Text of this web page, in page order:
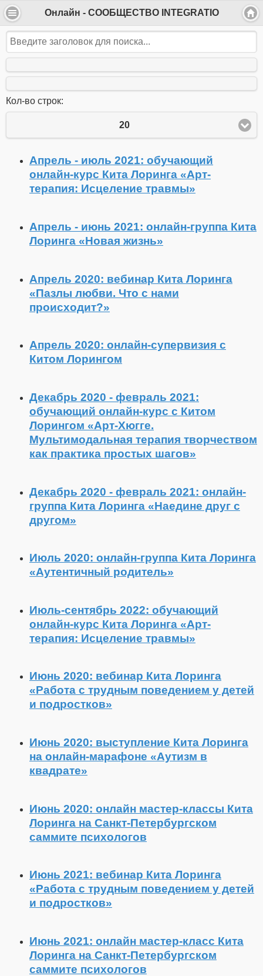
Онлайн - СООБЩЕСТВО INTEGRATIO
Кол-во строк:
20
Апрель - июль 2021: обучающий
онлайн-курс Кита Лоринга «Арт-
терапия: Исцеление травмы»
Апрель - июнь 2021: онлайн-группа Кита
Лоринга «Новая жизнь»
Апрель 2020: вебинар Кита Лоринга
«Пазлы любви. Что с нами
происходит?»
Апрель 2020: онлайн-супервизия с
Китом Лорингом
Декабрь 2020 - февраль 2021:
обучающий онлайн-курс с Китом
Лорингом «Арт-Хюгге.
Мультимодальная терапия творчеством
как практика простых шагов»
Декабрь 2020 - февраль 2021: онлайн-
группа Кита Лоринга «Наедине друг с
другом»
Июль 2020: онлайн-группа Кита Лоринга
«Аутентичный родитель»
Июль-сентябрь 2022: обучающий
онлайн-курс Кита Лоринга «Арт-
терапия: Исцеление травмы»
Июнь 2020: вебинар Кита Лоринга
«Работа с трудным поведением у детей
и подростков»
Июнь 2020: выступление Кита Лоринга
на онлайн-марафоне «Аутизм в
квадрате»
Июнь 2020: онлайн мастер-классы Кита
Лоринга на Санкт-Петербургском
саммите психологов
Июнь 2021: вебинар Кита Лоринга
«Работа с трудным поведением у детей
и подростков»
Июнь 2021: онлайн мастер-класс Кита
Лоринга на Санкт-Петербургском
саммите психологов